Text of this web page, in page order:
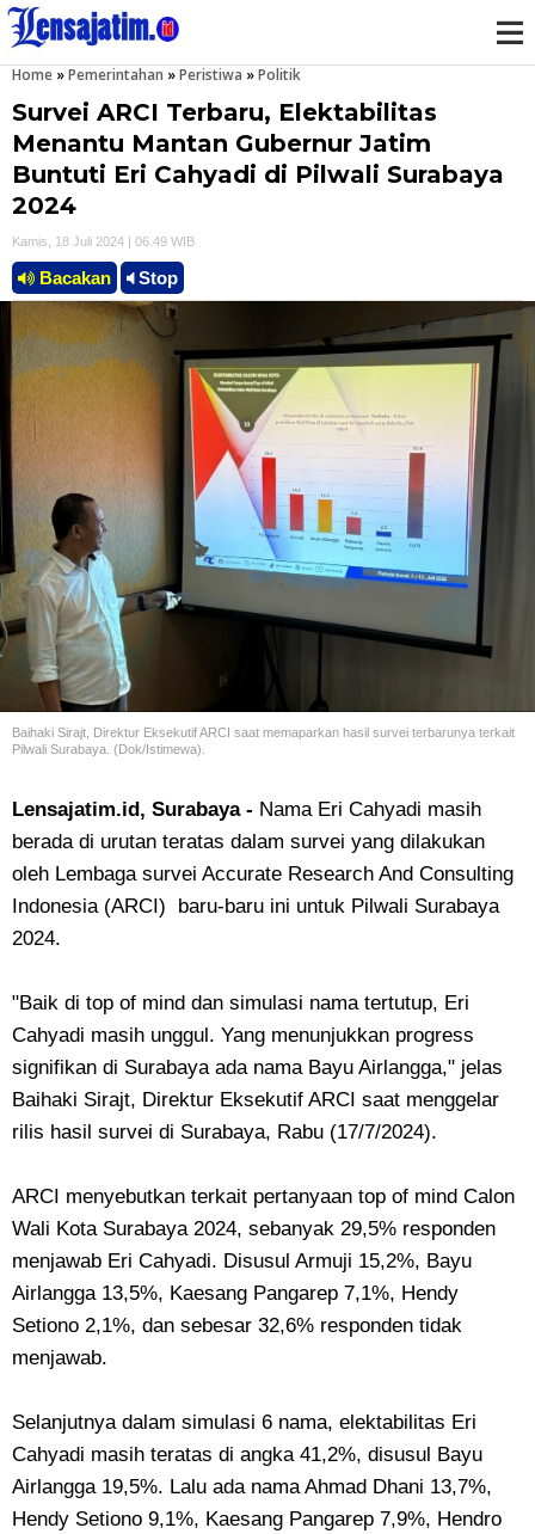
n
Home »Pemerintahan »Peristiwa »Politik
Survei ARCI Terbaru, Elektabilitas
Menantu Mantan Gubernur Jatim
Buntuti Eri Cahyadi di Pilwali Surabaya
2024
Kamis, 18 Juli 2024 | 06.49 WIB
Bacakan Stop
Baihaki Sirajt, Direktur Eksekutif ARCI saat memaparkan hasil survei terbarunya terkait
Pilwali Surabaya. (Dok/Istimewa).
Lensajatim.id, Surabaya - Nama Eri Cahyadi masih
berada di urutan teratas dalam survei yang dilakukan
oleh Lembaga survei Accurate Research And Consulting
Indonesia (ARCI) baru-baru ini untuk Pilwali Surabaya
2024.
"Baik di top of mind dan simulasi nama tertutup, Eri
Cahyadi masih unggul. Yang menunjukkan progress
signifikan di Surabaya ada nama Bayu Airlangga," jelas
Baihaki Sirajt, Direktur Eksekutif ARCI saat menggelar
rilis hasil survei di Surabaya, Rabu (17/7/2024).
ARCI menyebutkan terkait pertanyaan top of mind Calon
Wali Kota Surabaya 2024, sebanyak 29,5% responden
menjawab Eri Cahyadi. Disusul Armuji 15,2%, Bayu
Airlangga 13,5%, Kaesang Pangarep 7,1%, Hendy
Setiono 2,1%, dan sebesar 32,6% responden tidak
menjawab.
Selanjutnya dalam simulasi 6 nama, elektabilitas Eri
Cahyadi masih teratas di angka 41,2%, disusul Bayu
Airlangga 19,5%. Lalu ada nama Ahmad Dhani 13,7%,
Hendy Setiono 9,1%, Kaesang Pangarep 7,9%, Hendro